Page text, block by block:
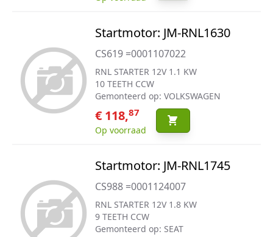
Startmotor: JM-RNL1630
CS619 =0001107022
RNL STARTER 12V 1.1 KW
10 TEETH CCW
Gemonteerd op: VOLKSWAGEN
€ 118,87
Op voorraad
Startmotor: JM-RNL1745
CS988 =0001124007
RNL STARTER 12V 1.8 KW
9 TEETH CCW
Gemonteerd op: SEAT